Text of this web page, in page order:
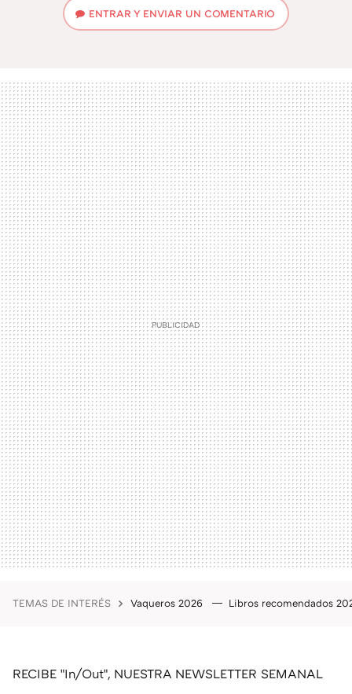
ENTRAR Y ENVIAR UN COMENTARIO
TEMAS DE INTERÉS Vaqueros 2026 Libros recomendados
RECIBE "In/Out", NUESTRA NEWSLETTER SEMANAL